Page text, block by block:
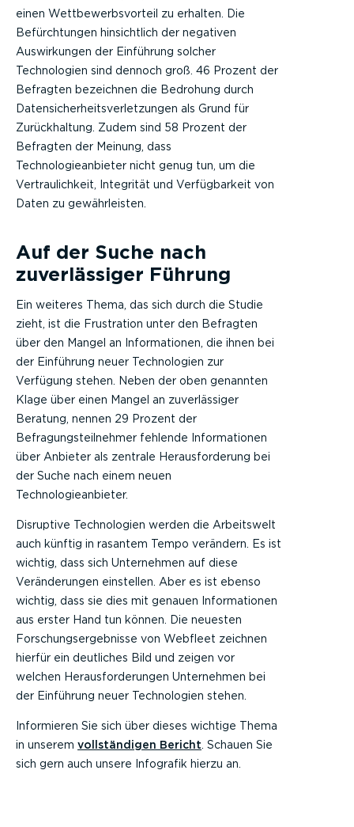
einen Wettbewerbsvorteil zu erhalten. Die
Befürchtungen hinsichtlich der negativen
Auswirkungen der Einführung solcher
Technologien sind dennoch groß. 46 Prozent der
Befragten bezeichnen die Bedrohung durch
Datensicherheitsverletzungen als Grund für
Zurückhaltung. Zudem sind 58 Prozent der
Befragten der Meinung, dass
Technologieanbieter nicht genug tun, um die
Vertraulichkeit, Integrität und Verfügbarkeit von
Daten zu gewährleisten.
Auf der Suche nach
zuverlässiger Führung
Ein weiteres Thema, das sich durch die Studie
zieht, ist die Frustration unter den Befragten
über den Mangel an Informationen, die ihnen bei
der Einführung neuer Technologien zur
Verfügung stehen. Neben der oben genannten
Klage über einen Mangel an zuverlässiger
Beratung, nennen 29 Prozent der
Befragungsteilnehmer fehlende Informationen
über Anbieter als zentrale Herausforderung bei
der Suche nach einem neuen
Technologieanbieter.
Disruptive Technologien werden die Arbeitswelt
auch künftig in rasantem Tempo verändern. Es ist
wichtig, dass sich Unternehmen auf diese
Veränderungen einstellen. Aber es ist ebenso
wichtig, dass sie dies mit genauen Informationen
aus erster Hand tun können. Die neuesten
Forschungsergebnisse von Webfleet zeichnen
hierfür ein deutliches Bild und zeigen vor
welchen Herausforderungen Unternehmen bei
der Einführung neuer Technologien stehen.
Informieren Sie sich über dieses wichtige Thema
in unserem vollständigen Bericht . Schauen Sie
sich gern auch unsere Infografik hierzu an.